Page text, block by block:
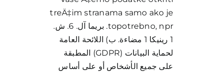
treÄ‡im stranama samo ako je
topotrebno, npr. بريما آل. 6. ش.
1 رينيكا 1 مضاءة. ب) اللائحة العامة
لحماية البيانات (GDPR) المطبقة
على جميع الأشخاص أو على أساس